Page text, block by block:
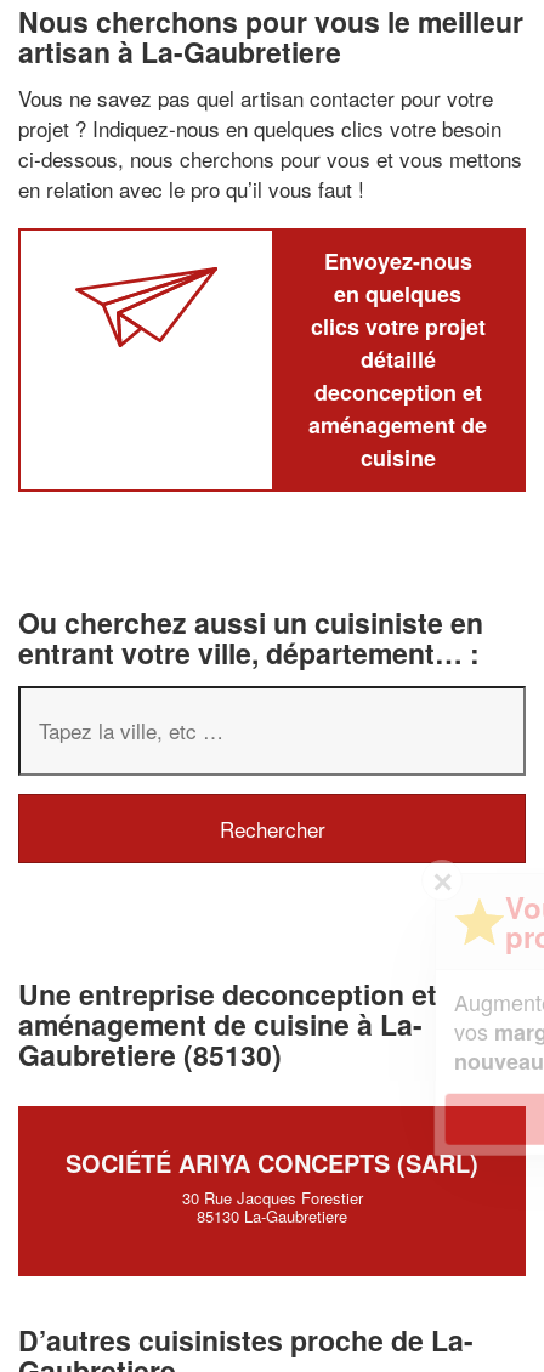
Nous cherchons pour vous le meilleur
artisan à La-Gaubretiere
Vous ne savez pas quel artisan contacter pour votre
projet ? Indiquez-nous en quelques clics votre besoin
ci-dessous, nous cherchons pour vous et vous mettons
en relation avec le pro qu’il vous faut !
Envoyez-nous
en quelques
clics votre projet
détaillé
deconception et
aménagement de
cuisine
Ou cherchez aussi un cuisiniste en
entrant votre ville, département… :
Une entreprise deconception et
aménagement de cuisine à La-
Gaubretiere (85130)
SOCIÉTÉ ARIYA CONCEPTS (SARL)
30 Rue Jacques Forestier
85130 La-Gaubretiere
D’autres cuisinistes proche de La-
Augmentez votrechiffre d'affaireset
vosmargestout en gagnant de
nouveaux clients